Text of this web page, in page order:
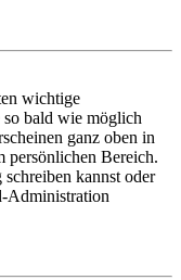
wichtige
so bald wie möglich
ganz oben in
persönlichen Bereich.
kannst oder
Administration